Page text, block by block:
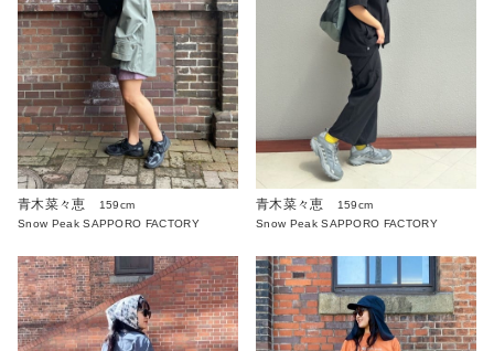
青木菜々恵
159cm
Snow Peak SAPPORO FACTORY
青木菜々恵
159cm
Snow Peak SAPPORO FACTORY